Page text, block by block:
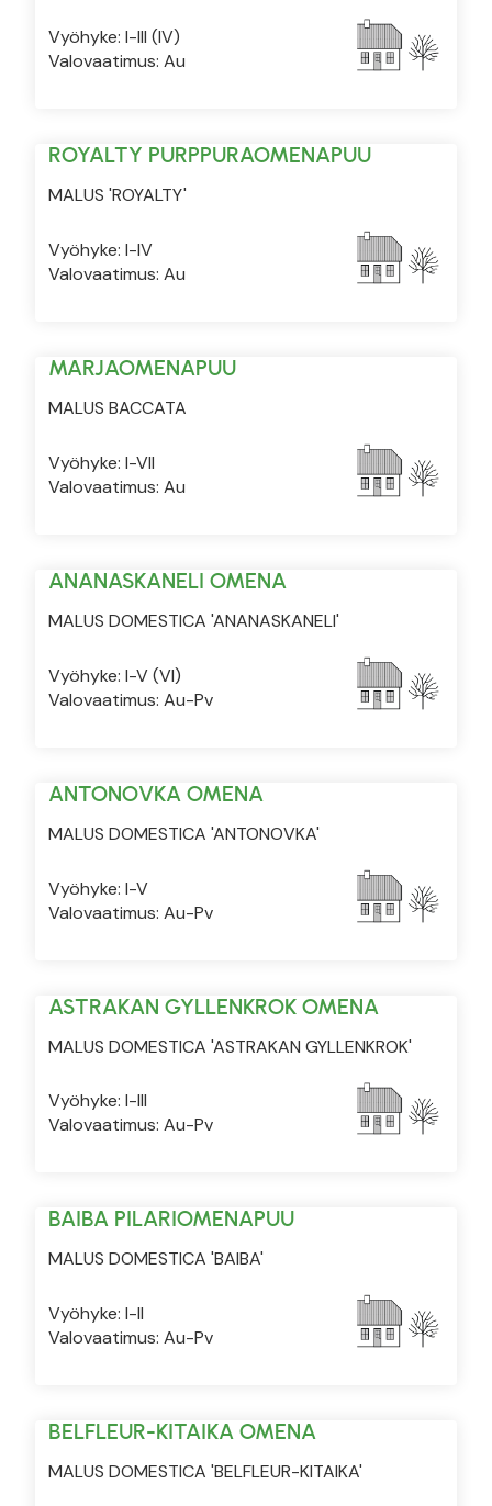
Vyöhyke: I-III (IV)
Valovaatimus: Au
ROYALTY PURPPURAOMENAPUU
MALUS 'ROYALTY'
Vyöhyke: I-IV
Valovaatimus: Au
MARJAOMENAPUU
MALUS BACCATA
Vyöhyke: I-VII
Valovaatimus: Au
ANANASKANELI OMENA
MALUS DOMESTICA 'ANANASKANELI'
Vyöhyke: I-V (VI)
Valovaatimus: Au-Pv
ANTONOVKA OMENA
MALUS DOMESTICA 'ANTONOVKA'
Vyöhyke: I-V
Valovaatimus: Au-Pv
ASTRAKAN GYLLENKROK OMENA
MALUS DOMESTICA 'ASTRAKAN GYLLENKROK'
Vyöhyke: I-III
Valovaatimus: Au-Pv
BAIBA PILARIOMENAPUU
MALUS DOMESTICA 'BAIBA'
Vyöhyke: I-II
Valovaatimus: Au-Pv
BELFLEUR-KITAIKA OMENA
MALUS DOMESTICA 'BELFLEUR-KITAIKA'